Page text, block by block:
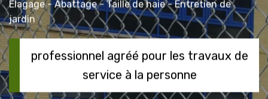
Elagage - Abattage - Taille de haie - Entretien de
jardin
professionnel agréé pour les travaux de
service à la personne